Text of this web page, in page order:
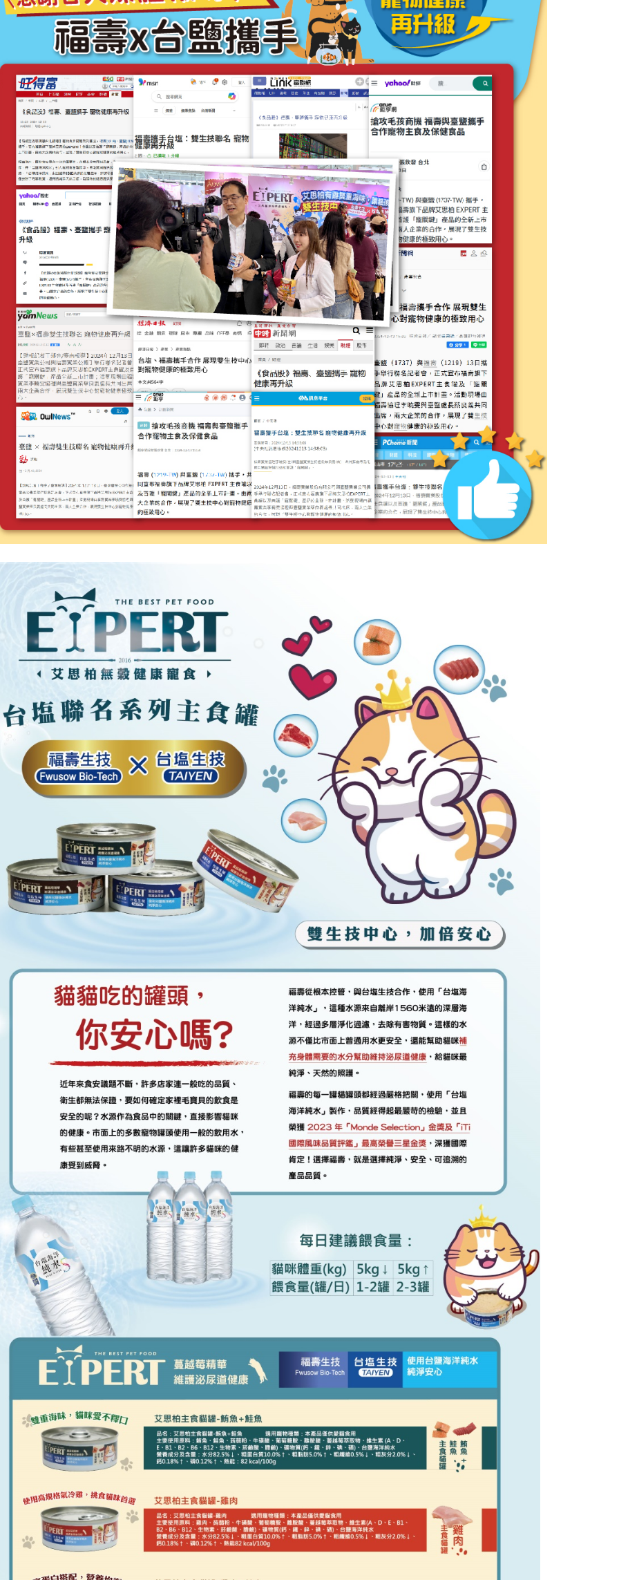
是否繳費成功／繳費後需取消欲退款等相關疑問，請聯繫「AFTEE先享後
付客戶支援中心」https://netprotections.freshdesk.com/support/home
【注意事項】
１．透過由恩沛科技股份有限公司提供之「AFTEE先享後付」服務完成之
交易，需依本服務之必要範圍內提供個人資料，並將交易相關給付款項請
求債權轉讓予恩沛科技股份有限公司。
２．關於個人資料處理事宜，請瀏覽以下網址：
https://aftee.tw/terms/#terms3
３．未成年的使用者請事先徵得法定代理人或監護人之同意方可使用
「AFTEE先享後付」，若未經同意申辦者引起之損失，本公司不負相關責
任。
４．使用「AFTEE先享後付」時，將依據個別帳號之用戶狀況，依本公司
即時審查核予不同之上限額度；若仍有額度不足之情形，本公司將視審查
結果請求用戶進行身份認證。
５．嚴禁一人註冊多個帳號或使用他人資訊註冊。若發現惡意使用之情
形，恩沛科技股份有限公司將有權停止該用戶之使用額度並採取法律行
動。